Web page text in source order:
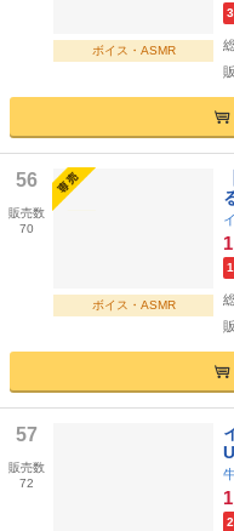
ボイス・ASMR
56
販売数
70
ボイス・ASMR
57
販売数
72